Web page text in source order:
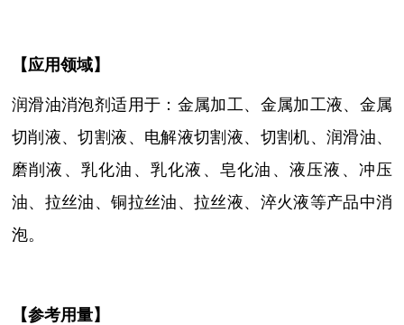
【应用领域】
润滑油消泡剂适用于： 金属加工、金属加工液、金属
切削液、切割液、电解液切割液、切割机、润滑油、
磨削液 、乳化油、乳化液、皂化油、液压液、冲压
油、拉丝油、铜拉丝油、拉丝液、淬火液等产品中消
泡。
【参考用量】